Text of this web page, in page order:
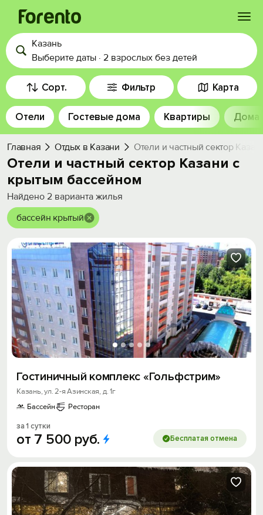
Войти
Избранное
История просмотра
Добавить свой объект
Казань
Выберите даты · 2 взрослых без детей
Сорт. Фильтр Карта
Отели Гостевые дома Квартиры Дома
Главная Отдых в Казани Отели и частный сектор
Отели и частный сектор Казани с
крытым бассейном
Найдено 2 варианта жилья
бассейн крытый
Гостиничный комплекс «Гольфстрим»
Казань, ул. 2-я Азинская, д. 1г
Бассейн
Ресторан
за 1 сутки
от 7 500 руб. Бесплатая отмена